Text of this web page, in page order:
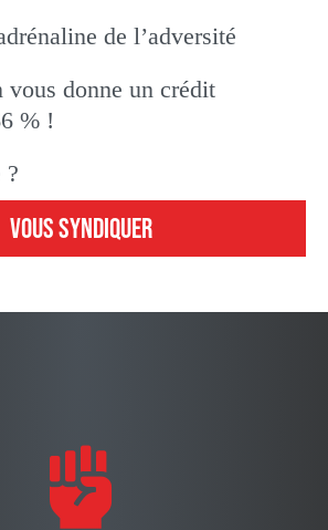
de l’adversité
vous donne un crédit
% !
?
VOUS SYNDIQUER